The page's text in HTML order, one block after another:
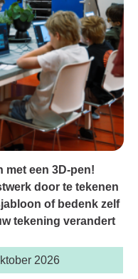
met een 3D-pen!
door te tekenen
of bedenk zelf
tekening verandert
2026